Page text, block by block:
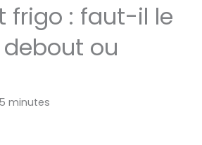
frigo : faut-il le
ou
5 minutes